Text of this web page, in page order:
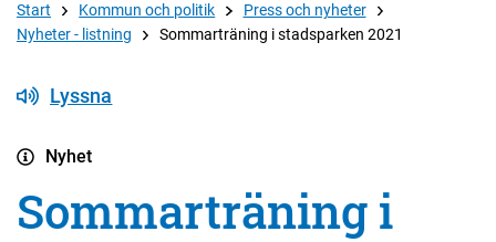
Start Kommun och politik
Press och nyheter
Nyheter - listning
Sommarträning i stadsparken 2021
Lyssna
Nyhet
Sommarträning i